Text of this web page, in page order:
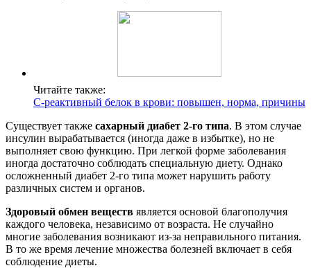
Читайте также:
С-реактивный белок в крови: повышен, норма, причины
Существует также сахарный диабет 2-го типа. В этом случае
инсулин вырабатывается (иногда даже в избытке), но не
выполняет свою функцию. При легкой форме заболевания
иногда достаточно соблюдать специальную диету. Однако
осложненный диабет 2-го типа может нарушить работу
различных систем и органов.
Здоровый обмен веществ является основой благополучия
каждого человека, независимо от возраста. Не случайно
многие заболевания возникают из-за неправильного питания.
В то же время лечение множества болезней включает в себя
соблюдение диеты.